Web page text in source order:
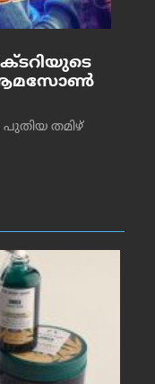
ആമസോൺ
പുതിയ തമിഴ്